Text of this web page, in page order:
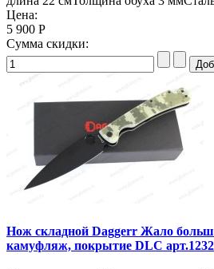
Цена:
5 900 Р
Сумма скидки:
Нож складной Daggerr Жало
камуфляж, покрытие DLC